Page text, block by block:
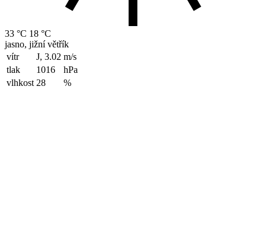
33 °C 18 °C
jasno, jižní větřík
vítr
J, 3.02 m/s
tlak
1016
hPa
vlhkost 28 %